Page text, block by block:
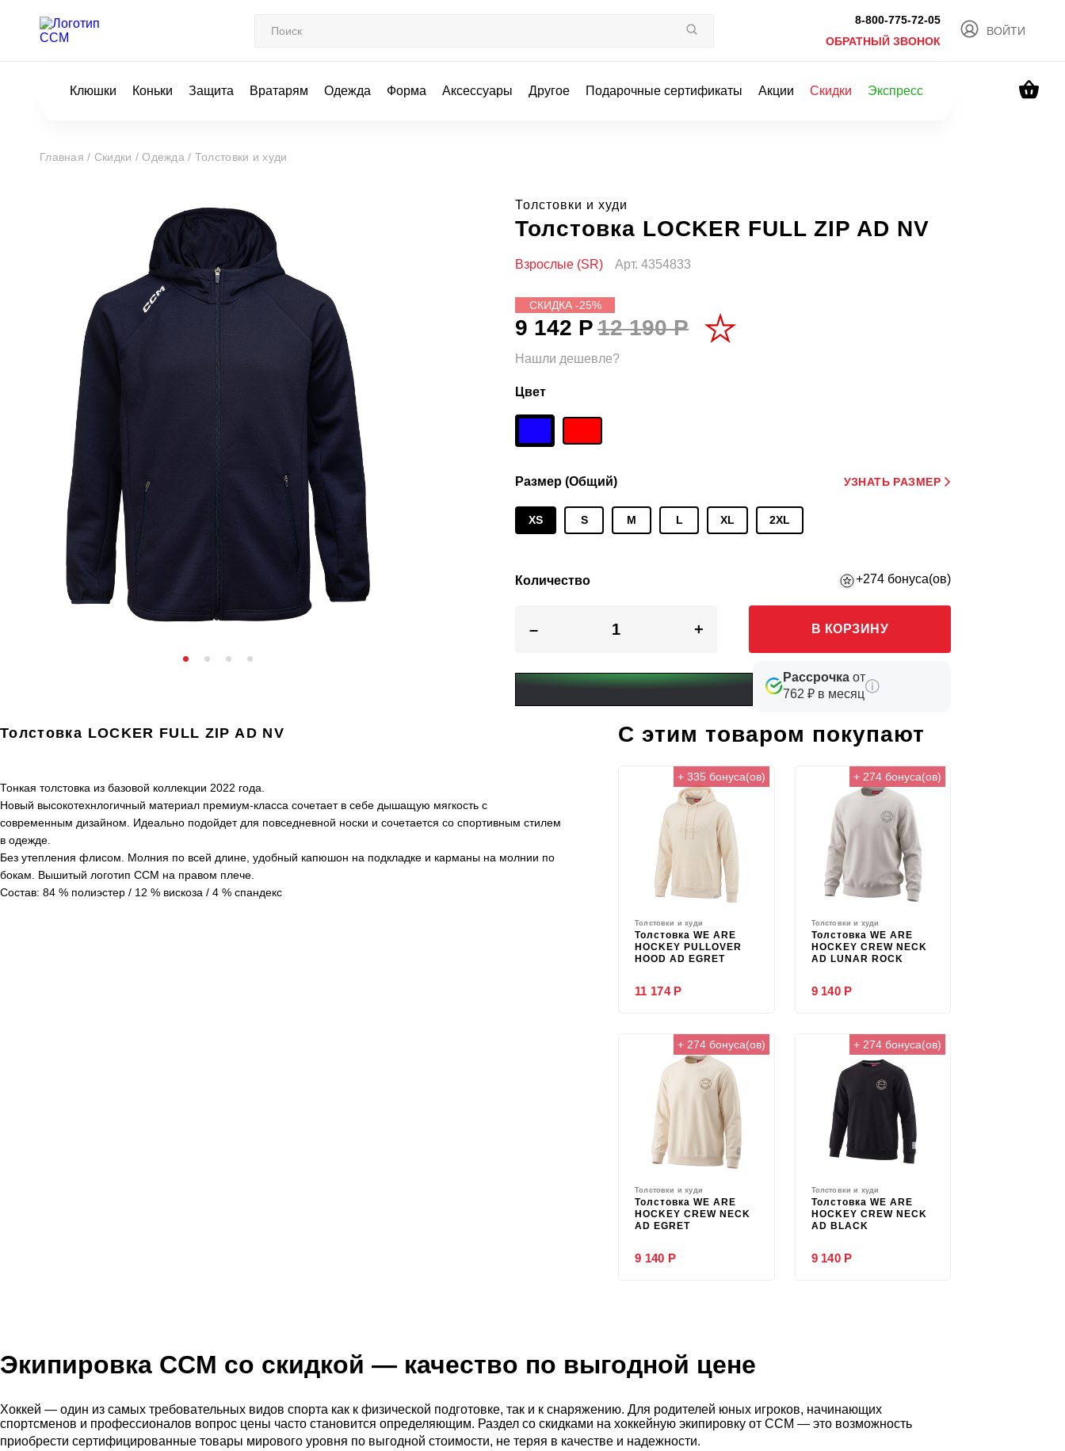
8-800-775-72-05
ОБРАТНЫЙ ЗВОНОК
ВОЙТИ
Клюшки Коньки Защита Вратарям Одежда Форма Аксессуары Другое Подарочные сертификаты Акции Скидки Экспресс
Главная / Скидки /Одежда / Толстовки и худи
Толстовки и худи
Толстовка LOCKER FULL ZIP AD NV
Взрослые (SR) Арт. 4354833
СКИДКА -25%
9 142 Р12 190 Р
Нашли дешевле?
Цвет
Размер (Общий) УЗНАТЬ РАЗМЕР
XS S M L XL 2XL
Количество +274 бонуса(ов)
– + В КОРЗИНУ
Рассрочка от
762 ₽ в месяц
Толстовка LOCKER FULL ZIP AD NV
Тонкая толстовка из базовой коллекции 2022 года.
Новый высокотехнлогичный материал премиум-класса сочетает в себе дышащую мягкость с
современным дизайном. Идеально подойдет для повседневной носки и сочетается со спортивным стилем
в одежде.
Без утепления флисом. Молния по всей длине, удобный капюшон на подкладке и карманы на молнии по
бокам. Вышитый логотип ССМ на правом плече.
Состав: 84 % полиэстер / 12 % вискоза / 4 % спандекс
С этим товаром покупают
+ 335 бонуса(ов)
Толстовки и худи
Толстовка WE ARE
HOCKEY PULLOVER
HOOD AD EGRET
11 174 Р
+ 274 бонуса(ов)
Толстовки и худи
Толстовка WE ARE
HOCKEY CREW NECK
AD LUNAR ROCK
9 140 Р
+ 274 бонуса(ов)
Толстовки и худи
Толстовка WE ARE
HOCKEY CREW NECK
AD EGRET
9 140 Р
+ 274 бонуса(ов)
Толстовки и худи
Толстовка WE ARE
HOCKEY CREW NECK
AD BLACK
9 140 Р
Экипировка CCM со скидкой — качество по выгодной цене
Хоккей — один из самых требовательных видов спорта как к физической подготовке, так и к снаряжению. Для родителей юных игроков, начинающих
спортсменов и профессионалов вопрос цены часто становится определяющим. Раздел со скидками на хоккейную экипировку от CCM — это возможность
приобрести сертифицированные товары мирового уровня по выгодной стоимости, не теряя в качестве и надежности.